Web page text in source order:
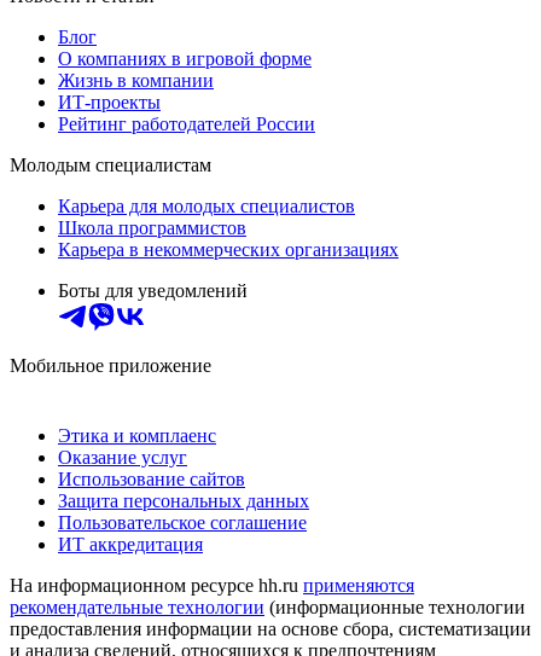
Блог
О компаниях в игровой форме
Жизнь в компании
ИТ-проекты
Рейтинг работодателей России
Молодым специалистам
Карьера для молодых специалистов
Школа программистов
Карьера в некоммерческих организациях
Боты для уведомлений
Мобильное приложение
Этика и комплаенс
Оказание услуг
Использование сайтов
Защита персональных данных
Пользовательское соглашение
ИТ аккредитация
На информационном ресурсе hh.ru применяются
рекомендательные технологии (информационные технологии
предоставления информации на основе сбора, систематизации
и анализа сведений, относящихся к предпочтениям